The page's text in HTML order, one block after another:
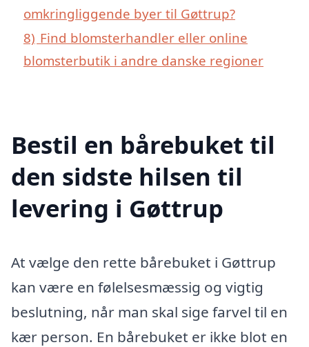
omkringliggende byer til Gøttrup?
8) Find blomsterhandler eller online
blomsterbutik i andre danske regioner
Bestil en bårebuket til
den sidste hilsen til
levering i Gøttrup
At vælge den rette bårebuket i Gøttrup
kan være en følelsesmæssig og vigtig
beslutning, når man skal sige farvel til en
kær person. En bårebuket er ikke blot en